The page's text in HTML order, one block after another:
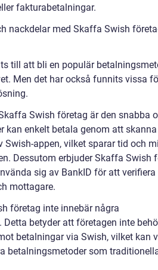
fakturabetalningar.
nackdelar med Skaffa Swish
till att bli en populär
Men det har också funnits vissa
Swish företag är den snabba
kan enkelt betala genom att skanna
appen, vilket sparar tid och
Dessutom erbjuder Skaffa Swish
sig av BankID för att verifiera
mottagare.
företag inte innebär några
betyder att företagen inte
betalningar via Swish, vilket kan
betalningsmetoder som